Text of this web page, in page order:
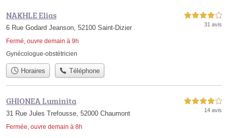
NAKHLE Elias
6 Rue Godard Jeanson, 52100 Saint-Dizier
Fermé, ouvre demain à 9h
4,0 étoiles sur 5
31 avis
Gynécologue-obstétricien
Horaires Téléphone
GHIONEA Luminita
31 Rue Jules Trefousse, 52000 Chaumont
Fermée, ouvre demain à 8h
4,0 étoiles sur 5
14 avis